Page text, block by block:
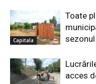
Capitala
Toate
acces